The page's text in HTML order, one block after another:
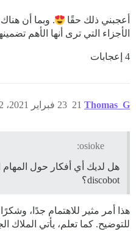
أعجبني ذلك حقًا
. وبما أن
الأجزاء التي ترى أنها الأهم
4 إعجابات
Thomas_G 23 فبراير 2021، 1:52م 21
osioke:
هل لديك أي أفكار حول
discobot؟
هذا أمر مثير للاهتمام جدًا،
للتوضيح. كما تعلم، يأتي الملاك